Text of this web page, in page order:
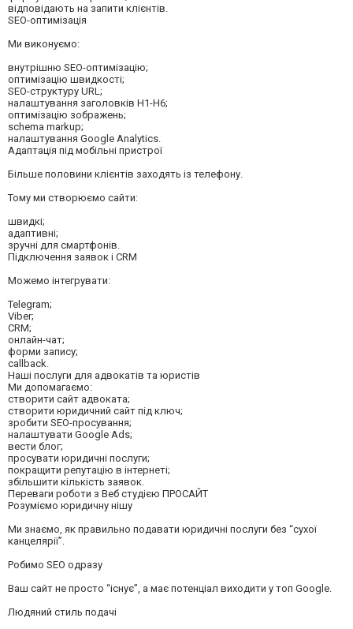
відповідають на запити клієнтів.
SEO-оптимізація
Ми виконуємо:
внутрішню SEO-оптимізацію;
оптимізацію швидкості;
SEO-структуру URL;
налаштування заголовків H1-H6;
оптимізацію зображень;
schema markup;
налаштування Google Analytics.
Адаптація під мобільні пристрої
Більше половини клієнтів заходять із телефону.
Тому ми створюємо сайти:
швидкі;
адаптивні;
зручні для смартфонів.
Підключення заявок і CRM
Можемо інтегрувати:
Telegram;
Viber;
CRM;
онлайн-чат;
форми запису;
callback.
Наші послуги для адвокатів та юристів
Ми допомагаємо:
створити сайт адвоката;
створити юридичний сайт під ключ;
зробити SEO-просування;
налаштувати Google Ads;
вести блог;
просувати юридичні послуги;
покращити репутацію в інтернеті;
збільшити кількість заявок.
Переваги роботи з Веб студією ПРОСАЙТ
Розуміємо юридичну нішу
Ми знаємо, як правильно подавати юридичні послуги без “сухої
канцелярії”.
Робимо SEO одразу
Ваш сайт не просто “існує”, а має потенціал виходити у топ Google.
Людяний стиль подачі